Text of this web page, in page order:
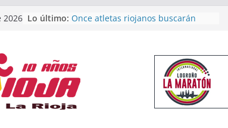
2026 Lo último: Once atletas riojanos buscarán
Un bronce en 4×400 y tres puestos
de finalista cierran la participación
riojana en en Nacional de Málaga
El equipo femenino del Tritones
Rioja alcanza el podio nacional de
Acuatlón en Calahorra